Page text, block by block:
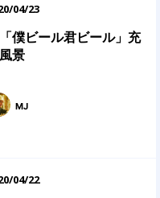
04/23
僕ビール君ビール」充
景
MJ
04/22